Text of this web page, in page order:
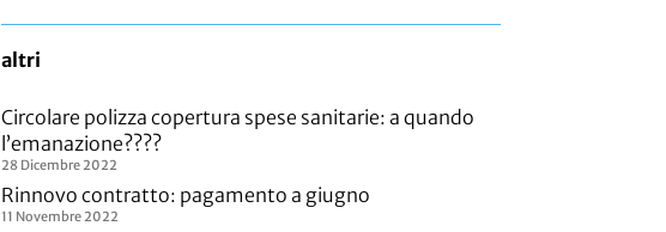
altri
Circolare polizza copertura spese sanitarie: a quando
l’emanazione????
28 Dicembre 2022
Rinnovo contratto: pagamento a giugno
11 Novembre 2022